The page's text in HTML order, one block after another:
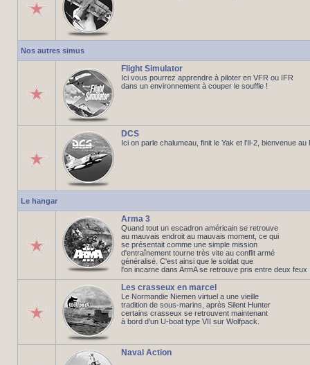
Nos autres simus
Flight Simulator
Ici vous pourrez apprendre à piloter en VFR ou IFR
dans un environnement à couper le souffle !
DCS
Ici on parle chalumeau, finit le Yak et l'Il-2, bienvenue au
Le hangar
Arma 3
Quand tout un escadron américain se retrouve
au mauvais endroit au mauvais moment, ce qui
se présentait comme une simple mission
d'entraînement tourne très vite au conflit armé
généralisé. C'est ainsi que le soldat que
l'on incarne dans ArmA se retrouve pris entre deux feux
Les crasseux en marcel
Le Normandie Niemen virtuel a une vieille
tradition de sous-marins, après Silent Hunter
certains crasseux se retrouvent maintenant
à bord d'un U-boat type VII sur Wolfpack.
Naval Action